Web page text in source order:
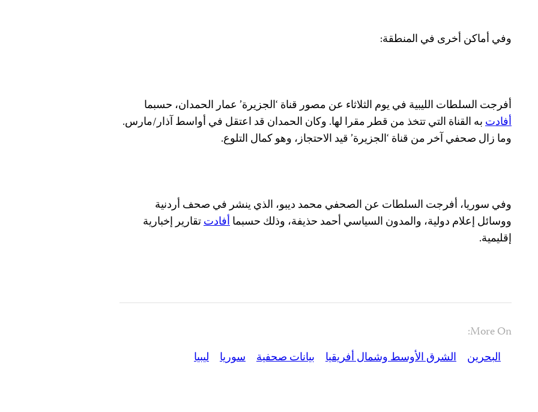
وفي أماكن أخرى في المنطقة:
أفرجت السلطات الليبية في يوم الثلاثاء عن مصور قناة ‘الجزيرة’ عمار الحمدان، حسبما
أفادتبه القناة التي تتخذ من قطر مقرا لها. وكان الحمدان قد اعتقل في أواسط آذار/مارس.
وما زال صحفي آخر من قناة ‘الجزيرة’ قيد الاحتجاز، وهو كمال التلوع.
وفي سوريا، أفرجت السلطات عن الصحفي محمد ديبو، الذي ينشر في صحف أردنية
ووسائل إعلام دولية، والمدون السياسي أحمد حذيفة، وذلك حسبماأفادتتقارير إخبارية
إقليمية.
More On:
البحرين
الشرق الأوسط وشمال أفريقيا بيانات صحفية سوريا ليبيا